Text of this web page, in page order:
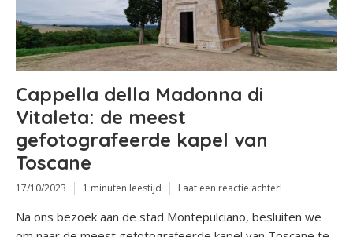
Cappella della Madonna di
Vitaleta: de meest
gefotografeerde kapel van
Toscane
17/10/2023 1 minuten leestijd Laat een reactie achter!
Na ons bezoek aan de stad Montepulciano, besluiten we